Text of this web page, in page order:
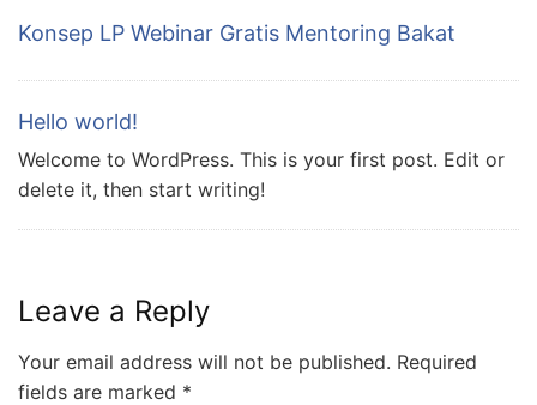
Konsep LP Webinar Gratis Mentoring Bakat
Hello world!
Welcome to WordPress. This is your first post. Edit or
delete it, then start writing!
Leave a Reply
Your email address will not be published. Required
fields are marked *